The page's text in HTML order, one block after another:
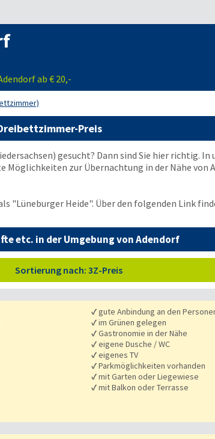
ab € 20,-
Preis
gesucht? Dann sind Sie hier richtig. In
zur Übernachtung in der Nähe von
"Lüneburger Heide". Über den folgenden Link
etc. in der Umgebung von Adendorf
Sortierung nach: 3Z-Preis
✓gute Anbindung an den
✓im Grünen gelegen
✓Gastronomie in der Nähe
✓eigene Dusche / WC
✓eigenes TV
✓Parkmöglichkeiten vorhanden
✓mit Garten oder Liegewiese
✓mit Balkon oder Terrasse